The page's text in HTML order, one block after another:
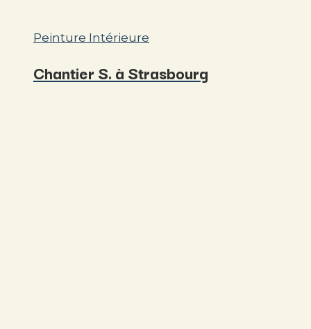
Peinture Intérieure
Chantier S. à Strasbourg